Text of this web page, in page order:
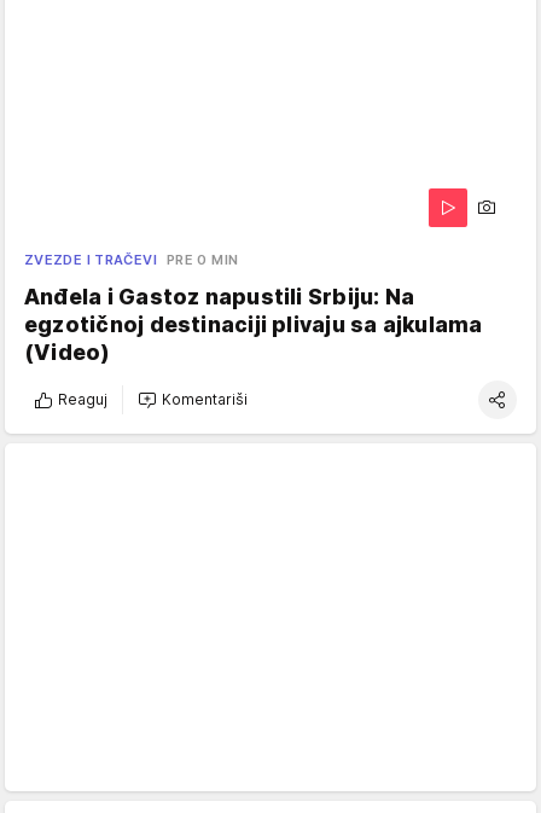
ZVEZDE I TRAČEVI PRE 0 MIN
Anđela i Gastoz napustili Srbiju: Na
egzotičnoj destinaciji plivaju sa ajkulama
(Video)
Reaguj Komentariši